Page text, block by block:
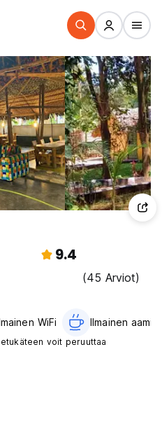
9.4
(45 Arviot)
WiFi Ilmainen
voit peruuttaa